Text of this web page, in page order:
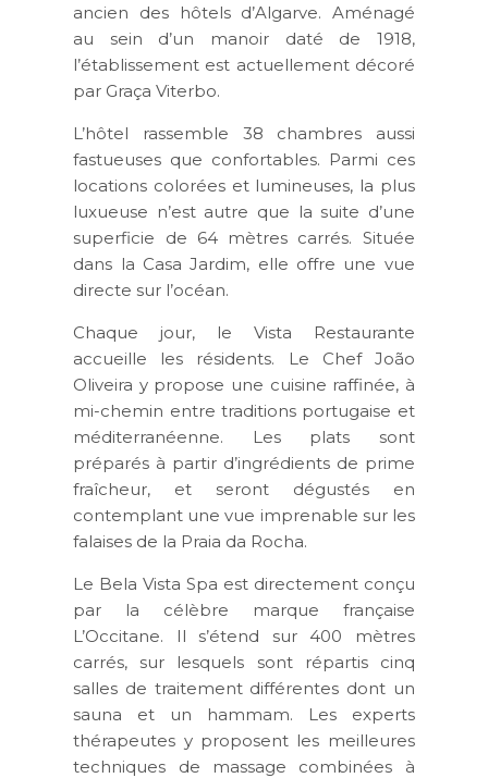
ancien des hôtels d’Algarve. Aménagé
au sein d’un manoir daté de 1918,
l’établissement est actuellement décoré
par Graça Viterbo.
L’hôtel rassemble 38 chambres aussi
fastueuses que confortables. Parmi ces
locations colorées et lumineuses, la plus
luxueuse n’est autre que la suite d’une
superficie de 64 mètres carrés. Située
dans la Casa Jardim, elle offre une vue
directe sur l’océan.
Chaque jour, le Vista Restaurante
accueille les résidents. Le Chef João
Oliveira y propose une cuisine raffinée, à
mi-chemin entre traditions portugaise et
méditerranéenne. Les plats sont
préparés à partir d’ingrédients de prime
fraîcheur, et seront dégustés en
contemplant une vue imprenable sur les
falaises de la Praia da Rocha.
Le Bela Vista Spa est directement conçu
par la célèbre marque française
L’Occitane. Il s’étend sur 400 mètres
carrés, sur lesquels sont répartis cinq
salles de traitement différentes dont un
sauna et un hammam. Les experts
thérapeutes y proposent les meilleures
techniques de massage combinées à